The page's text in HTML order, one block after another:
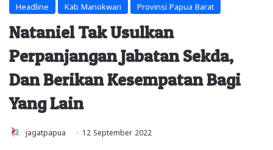
Headline Kab Manokwari Provinsi Papua Barat
Nataniel Tak Usulkan
Perpanjangan Jabatan Sekda,
Dan Berikan Kesempatan Bagi
Yang Lain
jagatpapua 12 September 2022